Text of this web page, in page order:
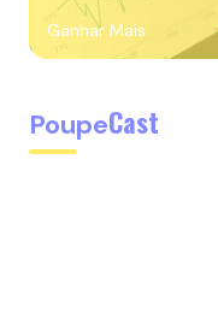
Ganhar Mais
PoupeCast